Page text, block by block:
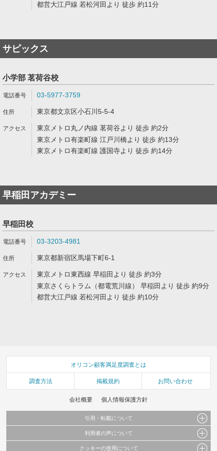
都営大江戸線 若松河田より 徒歩 約11分
サピックス
小学部 茗荷谷校
03-5977-3759
東京都文京区小石川5-5-4
東京メトロ丸ノ内線 茗荷谷より 徒歩 約2分
東京メトロ有楽町線 江戸川橋より 徒歩 約13分
東京メトロ有楽町線 護国寺より 徒歩 約14分
早稲田アカデミー
早稲田校
03-3203-4981
東京都新宿区馬場下町6-1
東京メトロ東西線 早稲田より 徒歩 約3分
東京さくらトラム（都電荒川線） 早稲田より 徒歩 約9分
都営大江戸線 若松河田より 徒歩 約10分
オリコン顧客満足度調査とは
調査方法 掲載規約 お問い合わせ
会社概要 個人情報保護方針
引用・転載について
当サイトで公開されている情報（文字、写真、イラスト、画像データ等）及びこれらの配
利用者の声について
当サイトに掲載している内容はすべてサービスの利用者が提出された見解・感想です。
クッキーの使用について